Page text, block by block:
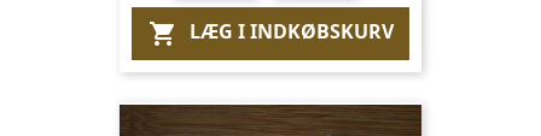
 LÆG I INDKØBSKURV